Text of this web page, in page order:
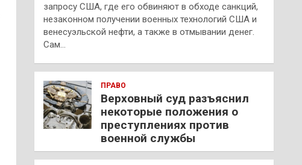
запросу США, где его обвиняют в обходе санкций,
незаконном получении военных технологий США и
венесуэльской нефти, а также в отмывании денег.
Сам…
ПРАВО
Верховный суд разъяснил
некоторые положения о
преступлениях против
военной службы